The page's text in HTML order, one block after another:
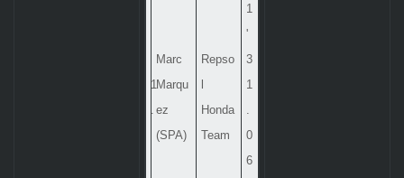
1
Marc
Marqu
ez
(SPA)
Repso
Honda
Team
1
'
3
1
0
6